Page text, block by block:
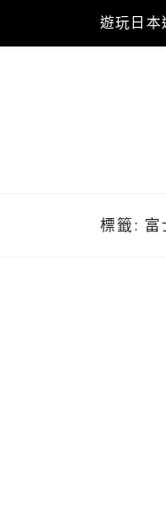
content
遊玩日本
標籤: 富